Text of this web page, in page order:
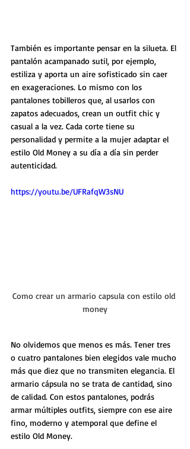
También es importante pensar en la silueta. El
pantalón acampanado sutil, por ejemplo,
estiliza y aporta un aire sofisticado sin caer
en exageraciones. Lo mismo con los
pantalones tobilleros que, al usarlos con
zapatos adecuados, crean un outfit chic y
casual a la vez. Cada corte tiene su
personalidad y permite a la mujer adaptar el
estilo Old Money a su día a día sin perder
autenticidad.
https://youtu.be/UFRafqW3sNU
Como crear un armario capsula con estilo old
money
No olvidemos que menos es más. Tener tres
o cuatro pantalones bien elegidos vale mucho
más que diez que no transmiten elegancia. El
armario cápsula no se trata de cantidad, sino
de calidad. Con estos pantalones, podrás
armar múltiples outfits, siempre con ese aire
fino, moderno y atemporal que define el
estilo Old Money.